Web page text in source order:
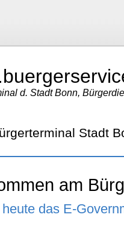
d. Stadt Bonn,
Stadt
am
das E-